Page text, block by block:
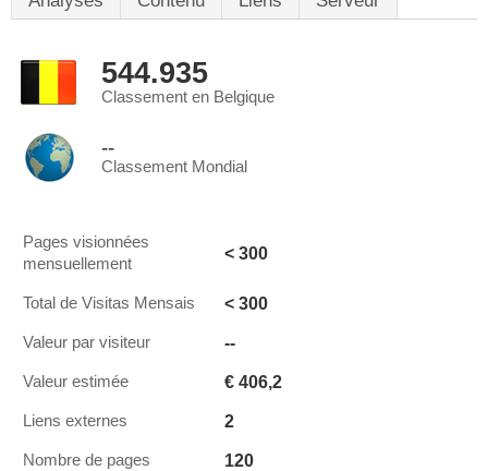
544.935
Classement en Belgique
--
Classement Mondial
Pages visionnées
mensuellement
< 300
Total de Visitas Mensais < 300
Valeur par visiteur --
Valeur estimée € 406,2
Liens externes 2
Nombre de pages 120